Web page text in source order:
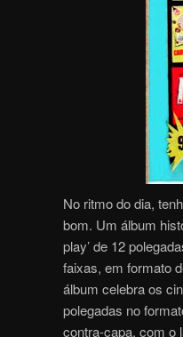
No ritmo do dia,
bom. Um álbum
play’ de 12
faixas, em formato
álbum celebra os
polegadas no
contra-capa, com o